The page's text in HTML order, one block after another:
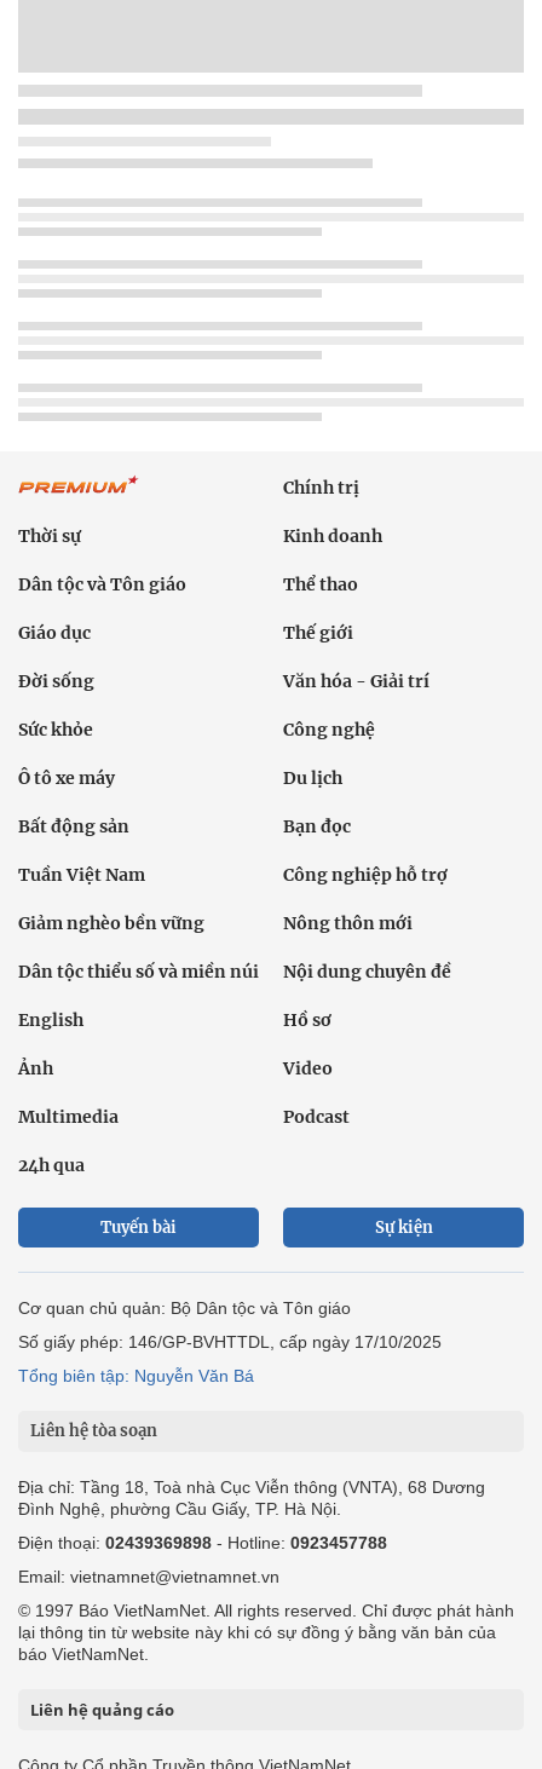
Chính trị
Thời sự Kinh doanh
Dân tộc và Tôn giáo Thể thao
Giáo dục Thế giới
Đời sống Văn hóa - Giải trí
Sức khỏe Công nghệ
Ô tô xe máy Du lịch
Bất động sản Bạn đọc
Tuần Việt Nam Công nghiệp hỗ trợ
Giảm nghèo bền vững Nông thôn mới
Dân tộc thiểu số và miền núi Nội dung chuyên đề
English Hồ sơ
Ảnh Video
Multimedia Podcast
24h qua
Tuyến bài Sự kiện
Cơ quan chủ quản: Bộ Dân tộc và Tôn giáo
Số giấy phép: 146/GP-BVHTTDL, cấp ngày 17/10/2025
Tổng biên tập: Nguyễn Văn Bá
Liên hệ tòa soạn
Địa chỉ: Tầng 18, Toà nhà Cục Viễn thông (VNTA), 68 Dương
Đình Nghệ, phường Cầu Giấy, TP. Hà Nội.
Điện thoại: 02439369898 - Hotline: 0923457788
Email: vietnamnet@vietnamnet.vn
© 1997 Báo VietNamNet. All rights reserved. Chỉ được phát hành
lại thông tin từ website này khi có sự đồng ý bằng văn bản của
báo VietNamNet.
Liên hệ quảng cáo